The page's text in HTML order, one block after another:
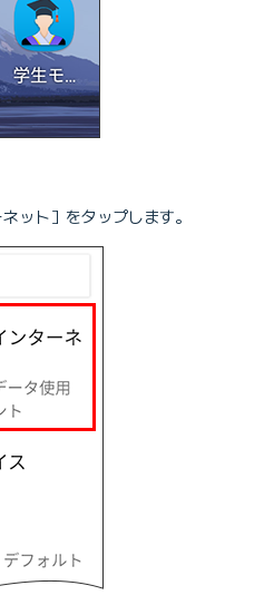
ット］をタップします。